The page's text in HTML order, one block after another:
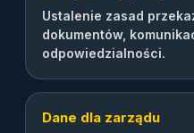
Ustalenie zasad
dokumentów,
odpowiedzialności.
Dane dla zarządu